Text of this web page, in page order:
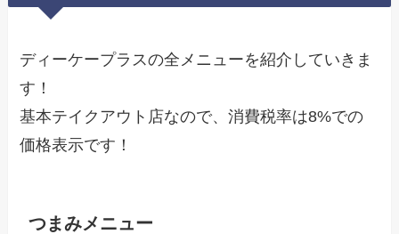
ディーケープラスの全メニューを紹介していきま
す！
基本テイクアウト店なので、消費税率は8%での
価格表示です！
つまみメニュー